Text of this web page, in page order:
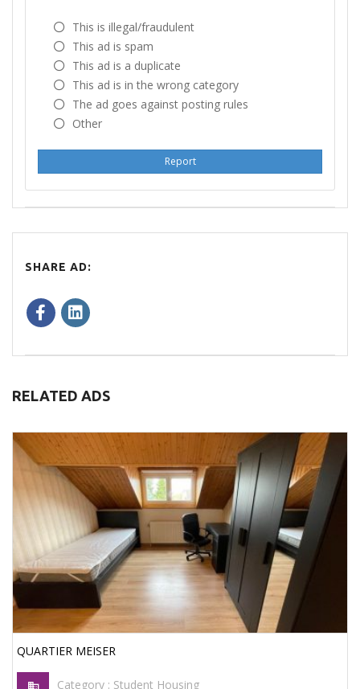
This is illegal/fraudulent
This ad is spam
This ad is a duplicate
This ad is in the wrong category
The ad goes against posting rules
Other
Report
SHARE AD:
RELATED ADS
QUARTIER MEISER
Category : Student Housing